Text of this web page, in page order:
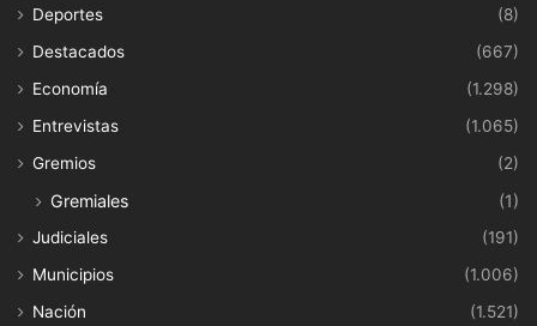
Deportes
(8)
Destacados
(667)
Economía
(1.298)
Entrevistas
(1.065)
Gremios
(2)
Gremiales (1)
Judiciales
(191)
Municipios
(1.006)
Nación
(1.521)